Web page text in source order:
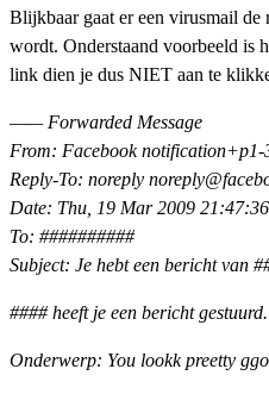
Blijkbaar gaat er een virusmail
wordt. Onderstaand voorbeeld is
link dien je dus NIET aan te
—— Forwarded Message
From: Facebook
Reply-To: noreply
Date: Thu, 19 Mar 2009
To: ##########
Subject: Je hebt een bericht van
#### heeft je een bericht gestuurd.
Onderwerp: You lookk preetty